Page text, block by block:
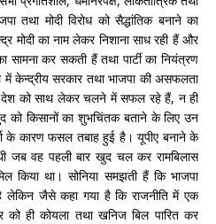
तथा मोदी विरोध को सैद्धांतिक बनाने का
मोदी का नाम लेकर निशाना साध रही हैं और
सामना कर सकती हैं तथा पार्टी का नियंत्रण
में केन्द्रीय सरकार तथा भाजपा की असफलता
को साथ लेकर चलने में सफल रहे हैं, न ही
को किसानों का शुभचिंतक बताने के लिए उन
के कारण फसल तबाह हुई है। यूपीए बनाने के
जब वह पहली बार खुद चल कर रामबिलास
किया था। सोनिया समझती हैं कि भाजपा
जैसे कहा गया है कि राजनीति में एक
ही कोयला तथा खनिज बिल पारित कर